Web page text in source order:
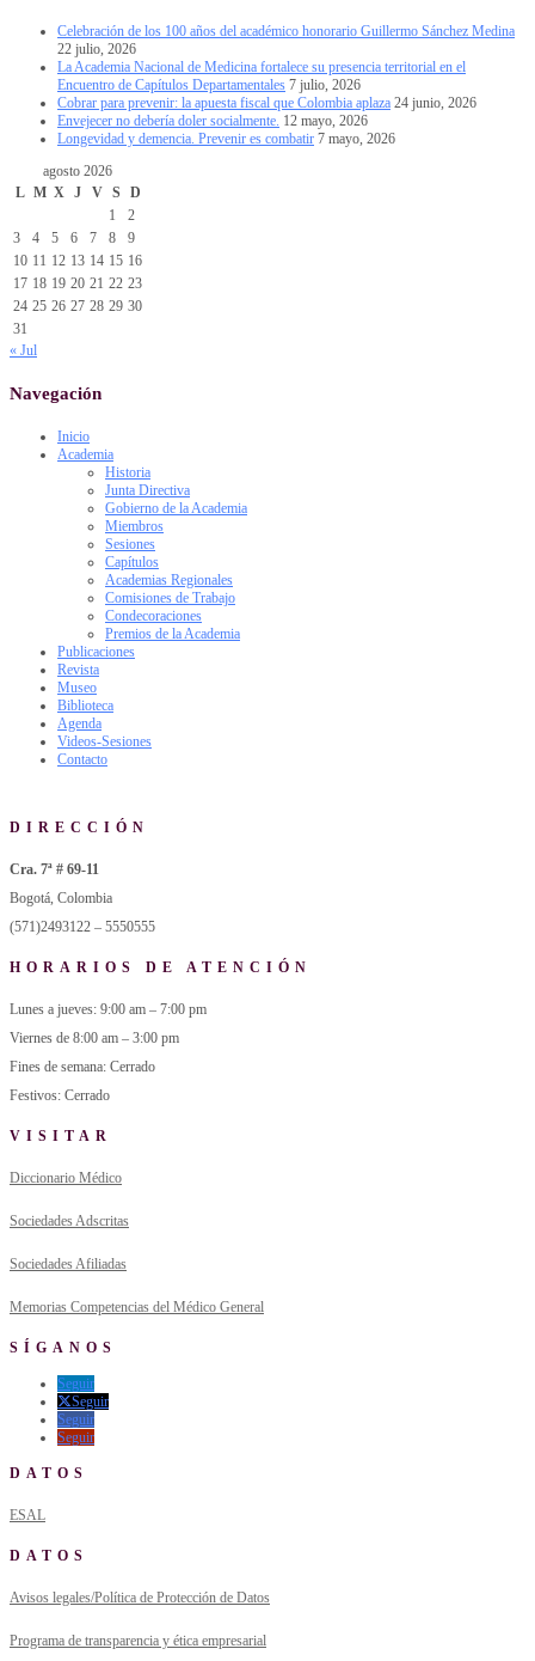
Celebración de los 100 años del académico honorario Guillermo Sánchez Medina
22 julio, 2026
La Academia Nacional de Medicina fortalece su presencia territorial en el
Encuentro de Capítulos Departamentales 7 julio, 2026
Cobrar para prevenir: la apuesta fiscal que Colombia aplaza 24 junio, 2026
Envejecer no debería doler socialmente. 12 mayo, 2026
Longevidad y demencia. Prevenir es combatir 7 mayo, 2026
agosto 2026
L M X J V S
D
1
2
3
4 5 6 7 8
9
10 11 12 13 14 15 16
17 18 19 20 21 22 23
24 25 26 27 28 29 30
31
« Jul
Navegación
Inicio
Academia
Historia
Junta Directiva
Gobierno de la Academia
Miembros
Sesiones
Capítulos
Academias Regionales
Comisiones de Trabajo
Condecoraciones
Premios de la Academia
Publicaciones
Revista
Museo
Biblioteca
Agenda
Videos-Sesiones
Contacto
DIRECCIÓN
Cra. 7ª # 69-11
Bogotá, Colombia
(571)2493122 – 5550555
HORARIOS DE ATENCIÓN
Lunes a jueves: 9:00 am – 7:00 pm
Viernes de 8:00 am – 3:00 pm
Fines de semana: Cerrado
Festivos: Cerrado
VISITAR
Diccionario Médico
Sociedades Adscritas
Sociedades Afiliadas
Memorias Competencias del Médico General
SÍGANOS
Seguir
Seguir
Seguir
Seguir
DATOS
ESAL
DATOS
Avisos legales/Política de Protección de Datos
Programa de transparencia y ética empresarial